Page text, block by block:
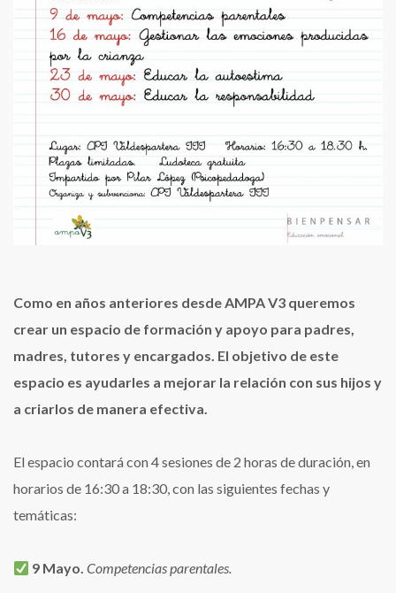
Como en años anteriores desde AMPA V3 queremos
crear un espacio de formación y apoyo para padres,
madres, tutores y encargados. El objetivo de este
espacio es ayudarles a mejorar la relación con sus hijos y
a criarlos de manera efectiva.
El espacio contará con 4 sesiones de 2 horas de duración, en
horarios de 16:30 a 18:30, con las siguientes fechas y
temáticas:
9 Mayo.Competencias parentales.